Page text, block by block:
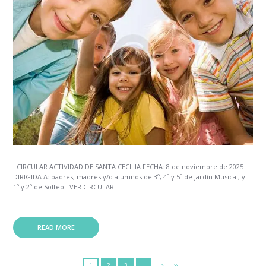
CIRCULAR ACTIVIDAD DE SANTA CECILIA FECHA: 8 de noviembre de 2025
DIRIGIDA A: padres, madres y/o alumnos de 3º, 4º y 5º de Jardín Musical, y
1º y 2º de Solfeo. VER CIRCULAR
READ MORE